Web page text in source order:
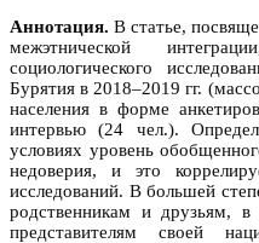
Аннотация. В статье,
межэтнической
социологического
Бурятия в 2018–2019 гг.
населения в форме
интервью (24 чел.).
условиях уровень
недоверия, и это
исследований. В большей
родственникам и друзьям,
представителям своей